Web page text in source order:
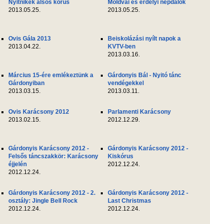
Nyitnikék alsós kórus
2013.05.25.
Moldvai és erdélyi népdalok
2013.05.25.
Ovis Gála 2013
2013.04.22.
Beiskolázási nyílt napok a
KVTV-ben
2013.03.16.
Március 15-ére emlékeztünk a
Gárdonyiban
2013.03.15.
Gárdonyis Bál - Nyitó tánc
vendégekkel
2013.03.11.
Ovis Karácsony 2012
2013.02.15.
Parlamenti Karácsony
2012.12.29.
Gárdonyis Karácsony 2012 -
Felsős táncszakkör: Karácsony
éjjelén
2012.12.24.
Gárdonyis Karácsony 2012 -
Kiskórus
2012.12.24.
Gárdonyis Karácsony 2012 - 2.
osztály: Jingle Bell Rock
2012.12.24.
Gárdonyis Karácsony 2012 -
Last Christmas
2012.12.24.